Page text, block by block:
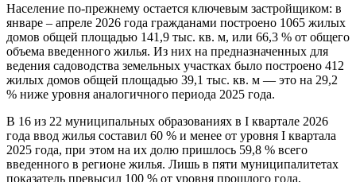
Население по-прежнему остается ключевым застройщиком: в
январе – апреле 2026 года гражданами построено 1065 жилых
домов общей площадью 141,9 тыс. кв. м, или 66,3 % от общего
объема введенного жилья. Из них на предназначенных для
ведения садоводства земельных участках было построено 412
жилых домов общей площадью 39,1 тыс. кв. м — это на 29,2
% ниже уровня аналогичного периода 2025 года.
В 16 из 22 муниципальных образованиях в I квартале 2026
года ввод жилья составил 60 % и менее от уровня I квартала
2025 года, при этом на их долю пришлось 59,8 % всего
введенного в регионе жилья. Лишь в пяти муниципалитетах
показатель превысил 100 % от уровня прошлого года,